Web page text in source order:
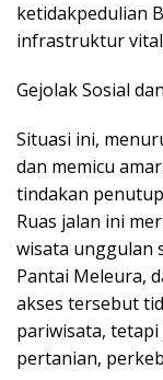
ketidakpedulian
infrastruktur
Gejolak Sosial
Situasi ini,
dan memicu
tindakan
Ruas jalan ini
wisata unggulan
Pantai Meleura,
akses tersebut
pariwisata,
pertanian,